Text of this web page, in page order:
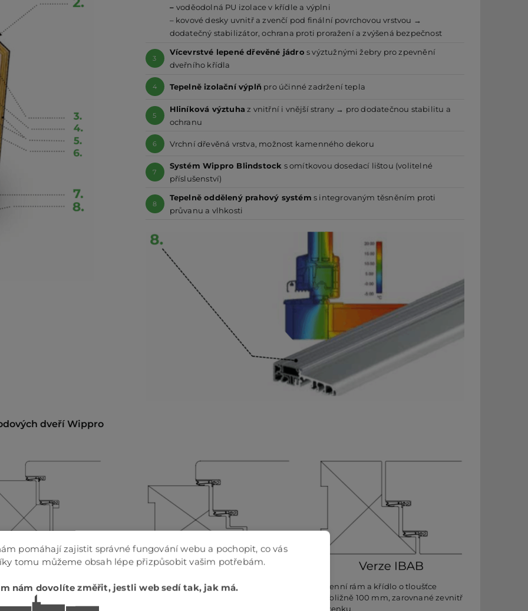
–voděodolná PU izolace v křídle a výplni
– kovové desky uvnitř a zvenčí pod finální povrchovou vrstvou →
dodatečný stabilizátor, ochrana proti proražení a zvýšená bezpečnost
3
Vícevrstvé lepené dřevěné jádro s výztužnými žebry pro zpevnění
dveřního křídla
4 Tepelně izolační výplň pro účinné zadržení tepla
5
Hliníková výztuha z vnitřní i vnější strany → pro dodatečnou stabilitu a
ochranu
6 Vrchní dřevěná vrstva, možnost kamenného dekoru
7
Systém Wippro Blindstock s omítkovou dosedací lištou (volitelné
příslušenství)
8
Tepelně oddělený prahový systém s integrovaným těsněním proti
průvanu a vlhkosti
dveří Wippro
o tloušťce cca 100 mm,
zevnitř i zvenku
Rám cca 70 mm, křídlo cca 10 mm,
Okenní rám a křídlo o tloušťce
přibližně 100 mm, zarovnané zevnitř
i zvenku
pomáhají zajistit správné fungování webu a pochopit, co vás
tomu můžeme obsah lépe přizpůsobit vašim potřebám.
nám dovolíte změřit, jestli web sedí tak, jak má.